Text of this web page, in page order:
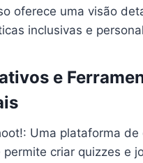
oferece uma visão
inclusivas e
e
Uma plataforma de
permite criar quizzes e